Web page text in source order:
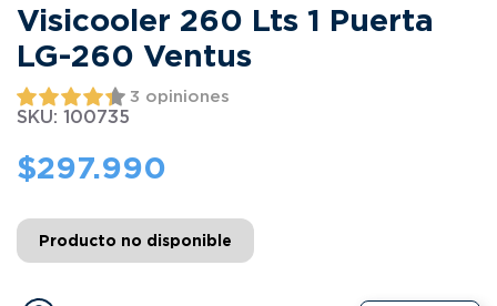
Visicooler 260 Lts 1 Puerta
LG-260 Ventus
3 opiniones
SKU: 100735
$297.990
Producto no disponible